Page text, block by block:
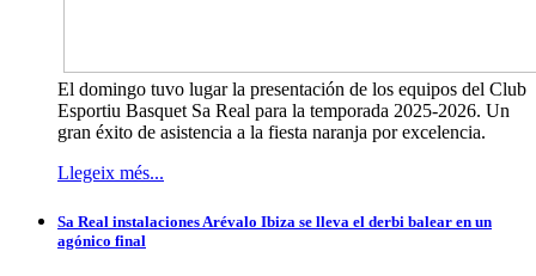
El domingo tuvo lugar la presentación de los equipos del Club
Esportiu Basquet Sa Real para la temporada 2025-2026. Un
gran éxito de asistencia a la fiesta naranja por excelencia.
Llegeix més...
Sa Real instalaciones Arévalo Ibiza se lleva el derbi balear en un
agónico final